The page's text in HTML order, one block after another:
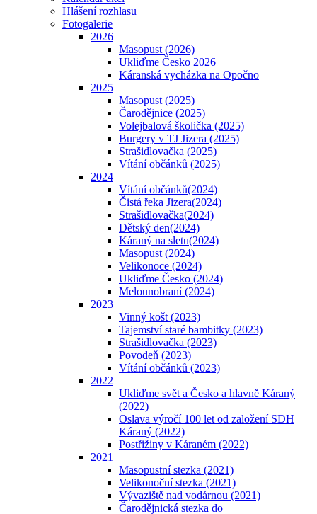
Hlášení rozhlasu
Fotogalerie
2026
Masopust (2026)
Ukliďme Česko 2026
Káranská vycházka na Opočno
2025
Masopust (2025)
Čarodějnice (2025)
Volejbalová školička (2025)
Burgery v TJ Jizera (2025)
Strašidlovačka (2025)
Vítání občánků (2025)
2024
Vítání občánků(2024)
Čistá řeka Jizera(2024)
Strašidlovačka(2024)
Dětský den(2024)
Káraný na sletu(2024)
Masopust (2024)
Velikonoce (2024)
Ukliďme Česko (2024)
Melounobraní (2024)
2023
Vinný košt (2023)
Tajemství staré bambitky (2023)
Strašidlovačka (2023)
Povodeň (2023)
Vítání občánků (2023)
2022
Ukliďme svět a Česko a hlavně Káraný
(2022)
Oslava výročí 100 let od založení SDH
Káraný (2022)
Postřižiny v Káraném (2022)
2021
Masopustní stezka (2021)
Velikonoční stezka (2021)
Vývaziště nad vodárnou (2021)
Čarodějnická stezka do